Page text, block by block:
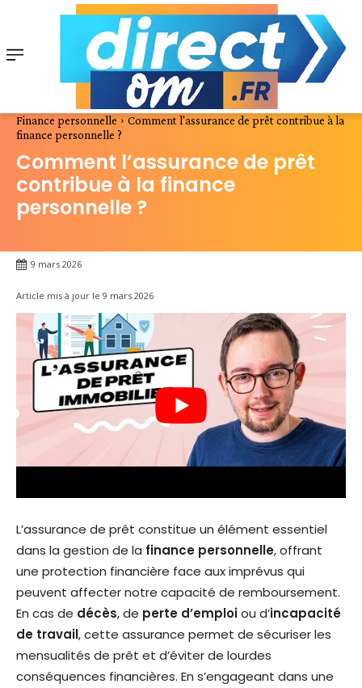
Finance personnelle
Comment l'assurance de prêt contribue à la
finance personnelle ?
Comment l’assurance de prêt
contribue à la finance
personnelle ?
9 mars 2026
Article mis à jour le 9 mars 2026
L’assurance de prêt constitue un élément essentiel
dans la gestion de la finance personnelle, offrant
une protection financière face aux imprévus qui
peuvent affecter notre capacité de remboursement.
En cas de décès, de perte d’emploiou d’incapacité
de travail, cette assurance permet de sécuriser les
mensualités de prêt et d’éviter de lourdes
conséquences financières. En s’engageant dans une